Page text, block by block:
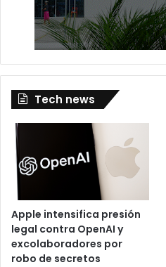
Tech news
Apple intensifica presión
legal contra OpenAI y
excolaboradores por
robo de secretos